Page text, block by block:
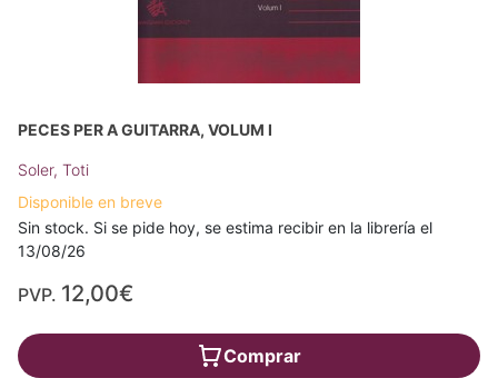
PECES PER A GUITARRA, VOLUM I
Soler, Toti
Disponible en breve
Sin stock. Si se pide hoy, se estima recibir en la librería el
13/08/26
PVP. 12,00€
Comprar